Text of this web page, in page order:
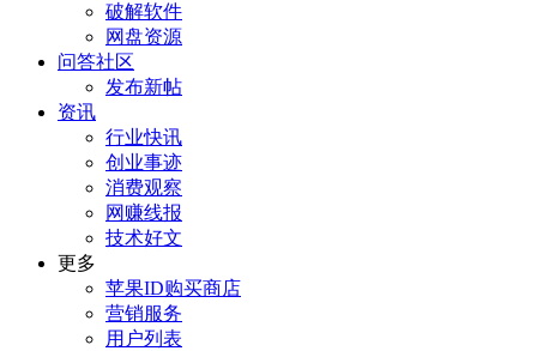
破解软件
网盘资源
问答社区
发布新帖
资讯
行业快讯
创业事迹
消费观察
网赚线报
技术好文
更多
苹果ID购买商店
营销服务
用户列表